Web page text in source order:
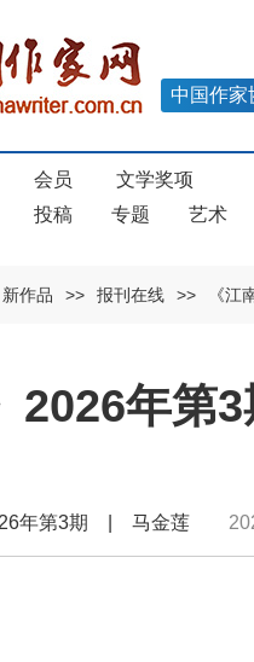
中国作家
会员
文学奖项
投稿 专题 艺术
新作品 >> 报刊在线 >> 《江
2026年第
年第3期 | 马金莲